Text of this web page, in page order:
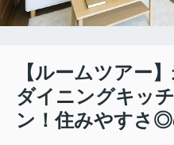
【ルームツアー
ダイニングキッ
ン！住みやすさ◎